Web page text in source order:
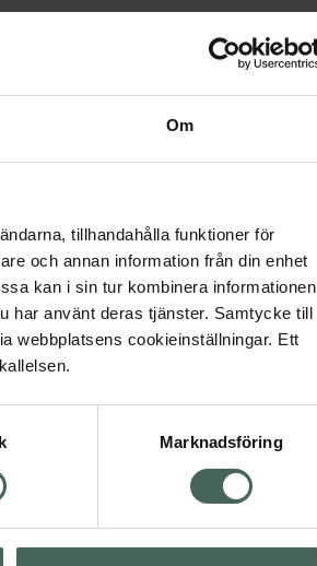
Om
tillhandahålla funktioner för
och annan information från din enhet
kan i sin tur kombinera informationen
har använt deras tjänster. Samtycke till
webbplatsens cookieinställningar. Ett
Marknadsföring